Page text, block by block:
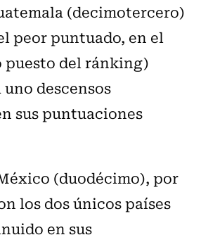
(decimotercero)
peor puntuado, en el
del ránking)
descensos
sus puntuaciones
(duodécimo), por
los dos únicos países
en sus